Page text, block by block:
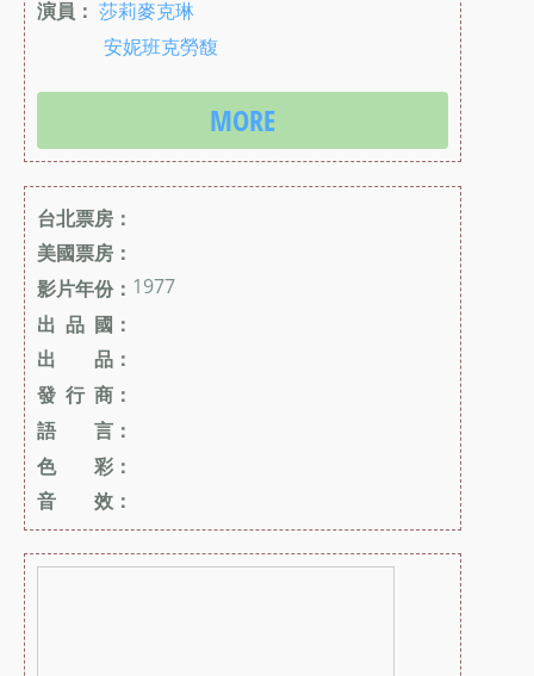
演員： 莎莉麥克琳
安妮班克勞馥
MORE
台北票房：
美國票房：
影片年份： 1977
出 品 國：
出 品：
發 行 商：
語 言：
色 彩：
音 效：